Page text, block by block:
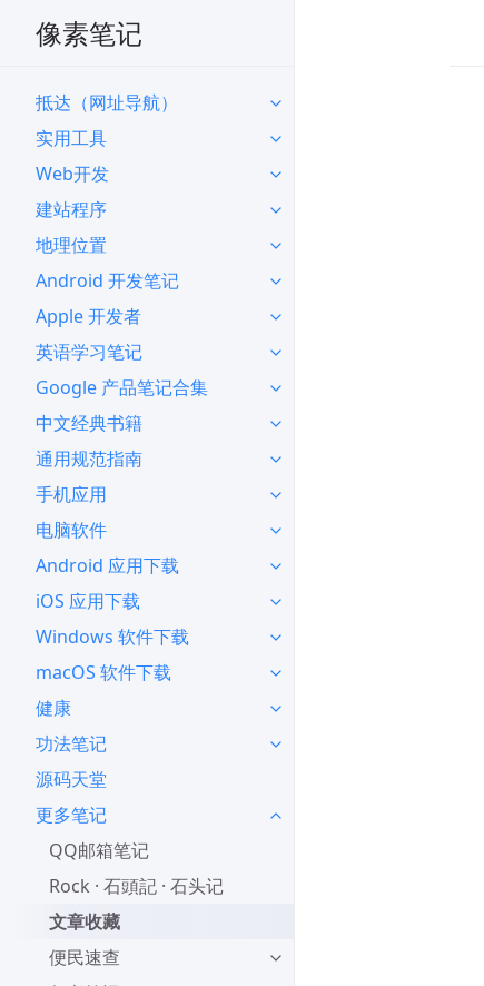
像素笔记
抵达（网址导航）
实用工具
Web开发
建站程序
地理位置
Android 开发笔记
Apple 开发者
英语学习笔记
Google 产品笔记合集
中文经典书籍
通用规范指南
手机应用
电脑软件
Android 应用下载
iOS 应用下载
Windows 软件下载
macOS 软件下载
健康
功法笔记
源码天堂
更多笔记
QQ邮箱笔记
Rock · 石頭記 · 石头记
文章收藏
便民速查